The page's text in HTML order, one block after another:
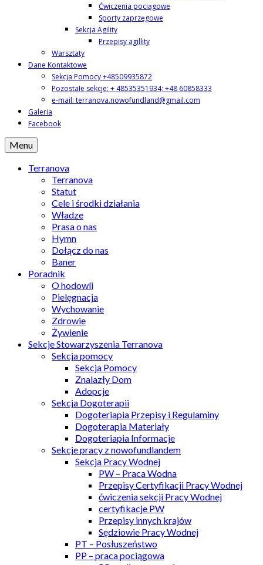
Ćwiczenia pociągowe
Sporty zaprzęgowe
Sekcja Agility
Przepisy agillity
Warsztaty
Dane Kontaktowe
Sekcja Pomocy +48509935872
Pozostałe sekcje: + 48535351934; +48 60858333
e-mail: terranova.nowofundland@gmail.com
Galeria
Facebook
Menu
Terranova
Terranova
Statut
Cele i środki działania
Władze
Prasa o nas
Hymn
Dołącz do nas
Baner
Poradnik
O hodowli
Pielęgnacja
Wychowanie
Zdrowie
Żywienie
Sekcje Stowarzyszenia Terranova
Sekcja pomocy
Sekcja Pomocy
Znalazły Dom
Adopcje
Sekcja Dogoterapii
Dogoteriapia Przepisy i Regulaminy
Dogoterapia Materiały
Dogoteriapia Informacje
Sekcje pracy z nowofundlandem
Sekcja Pracy Wodnej
PW – Praca Wodna
Przepisy Certyfikacji Pracy Wodnej
ćwiczenia sekcji Pracy Wodnej
certyfikacje PW
Przepisy innych krajów
Sędziowie Pracy Wodnej
PT – Posłuszeństwo
PP – praca pociągowa